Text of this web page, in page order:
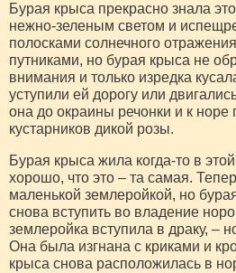
Бурая крыса прекрасно знала
нежно-зеленым светом и
полосками солнечного
путниками, но бурая крыса не
внимания и только изредка
уступили ей дорогу или
она до окраины речонки и к норе
кустарников дикой розы.
Бурая крыса жила когда-то в
хорошо, что это – та самая.
маленькой землеройкой, но
снова вступить во владение
землеройка вступила в драку, –
Она была изгнана с криками и
крыса снова расположилась в